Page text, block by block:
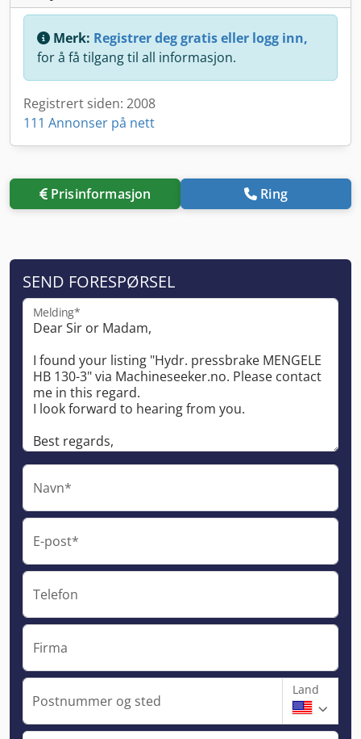
Merk: Registrer deg gratis eller logg inn,
for å få tilgang til all informasjon.
Registrert siden: 2008
111 Annonser på nett
Prisinformasjon Ring
SEND FORESPØRSEL
Melding*
Navn*
E-post*
Telefon
Firma
Postnummer og sted
Land